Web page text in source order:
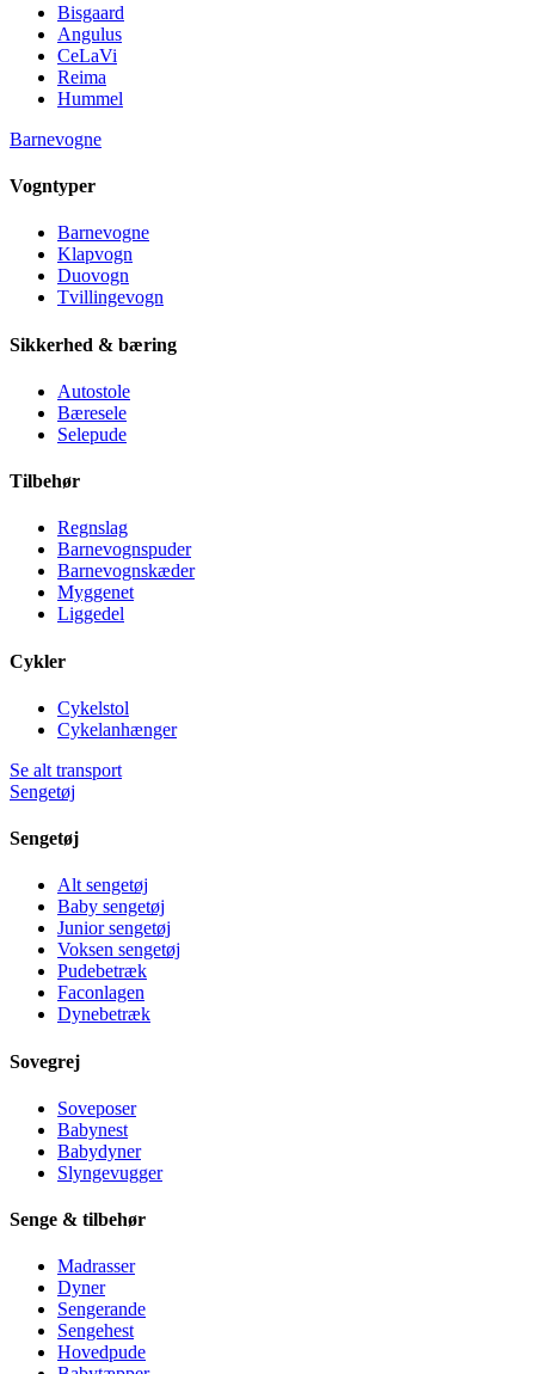
Bisgaard
Angulus
CeLaVi
Reima
Hummel
Barnevogne
Vogntyper
Barnevogne
Klapvogn
Duovogn
Tvillingevogn
Sikkerhed & bæring
Autostole
Bæresele
Selepude
Tilbehør
Regnslag
Barnevognspuder
Barnevognskæder
Myggenet
Liggedel
Cykler
Cykelstol
Cykelanhænger
Se alt transport
Sengetøj
Sengetøj
Alt sengetøj
Baby sengetøj
Junior sengetøj
Voksen sengetøj
Pudebetræk
Faconlagen
Dynebetræk
Sovegrej
Soveposer
Babynest
Babydyner
Slyngevugger
Senge & tilbehør
Madrasser
Dyner
Sengerande
Sengehest
Hovedpude